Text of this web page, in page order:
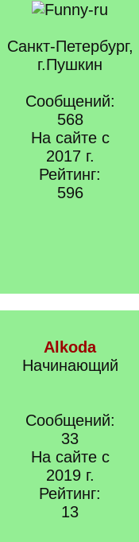
Санкт-Петербург,
г.Пушкин
Сообщений:
568
На сайте с
2017 г.
Рейтинг:
596
Alkoda
Начинающий
Сообщений:
33
На сайте с
2019 г.
Рейтинг:
13